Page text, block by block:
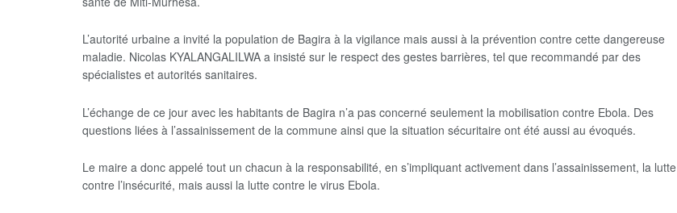
L’autorité urbaine a invité la population de Bagira à la vigilance mais aussi à la prévention contre cette dangereuse
maladie. Nicolas KYALANGALILWA a insisté sur le respect des gestes barrières, tel que recommandé par des
spécialistes et autorités sanitaires.
L’échange de ce jour avec les habitants de Bagira n’a pas concerné seulement la mobilisation contre Ebola. Des
questions liées à l’assainissement de la commune ainsi que la situation sécuritaire ont été aussi au évoqués.
Le maire a donc appelé tout un chacun à la responsabilité, en s’impliquant activement dans l’assainissement, la lutte
contre l’insécurité, mais aussi la lutte contre le virus Ebola.